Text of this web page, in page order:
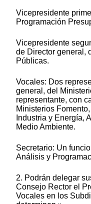
Vicepresidente
Programación
Vicepresidente
de Director general,
Públicas.
Vocales: Dos
general, del
representante, con
Ministerios
Industria y Energía,
Medio Ambiente.
Secretario: Un
Análisis y
2. Podrán delegar
Consejo Rector el
Vocales en los